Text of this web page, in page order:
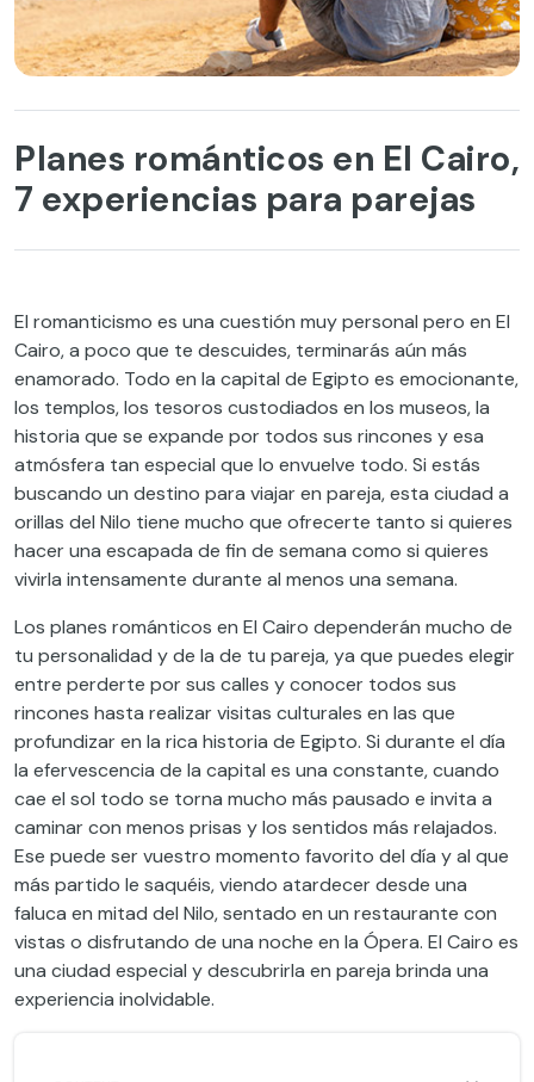
Planes románticos en El Cairo,
7 experiencias para parejas
El romanticismo es una cuestión muy personal pero en El
Cairo, a poco que te descuides, terminarás aún más
enamorado. Todo en la capital de Egipto es emocionante,
los templos, los tesoros custodiados en los museos, la
historia que se expande por todos sus rincones y esa
atmósfera tan especial que lo envuelve todo. Si estás
buscando un destino para viajar en pareja, esta ciudad a
orillas del Nilo tiene mucho que ofrecerte tanto si quieres
hacer una escapada de fin de semana como si quieres
vivirla intensamente durante al menos una semana.
Los planes románticos en El Cairo dependerán mucho de
tu personalidad y de la de tu pareja, ya que puedes elegir
entre perderte por sus calles y conocer todos sus
rincones hasta realizar visitas culturales en las que
profundizar en la rica historia de Egipto. Si durante el día
la efervescencia de la capital es una constante, cuando
cae el sol todo se torna mucho más pausado e invita a
caminar con menos prisas y los sentidos más relajados.
Ese puede ser vuestro momento favorito del día y al que
más partido le saquéis, viendo atardecer desde una
faluca en mitad del Nilo, sentado en un restaurante con
vistas o disfrutando de una noche en la Ópera. El Cairo es
una ciudad especial y descubrirla en pareja brinda una
experiencia inolvidable.